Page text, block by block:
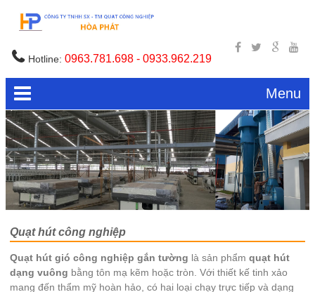
Hotline:0963.781.698 - 0933.962.219
Menu
Quạt hút công nghiệp
Quạt hút gió công nghiệp gắn tường là sản phẩmquạt hút
dạng vuông bằng tôn mạ kẽm hoặc tròn. Với thiết kế tinh xảo
mang đến thẩm mỹ hoàn hảo, có hai loại chạy trực tiếp và dạng